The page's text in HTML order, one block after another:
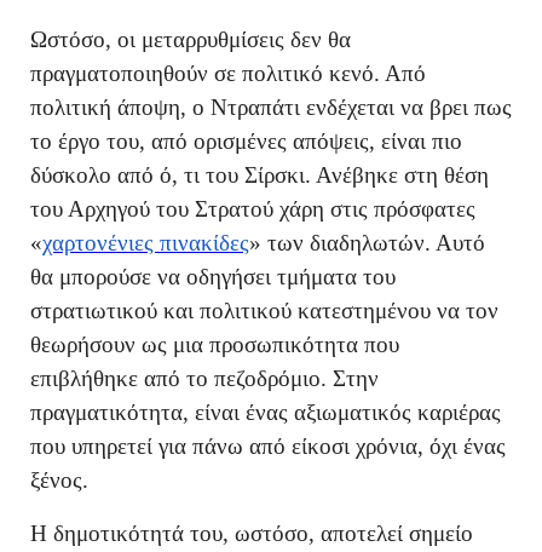
Ωστόσο, οι μεταρρυθμίσεις δεν θα
πραγματοποιηθούν σε πολιτικό κενό. Από
πολιτική άποψη, ο Ντραπάτι ενδέχεται να βρει πως
το έργο του, από ορισμένες απόψεις, είναι πιο
δύσκολο από ό, τι του Σίρσκι. Ανέβηκε στη θέση
του Αρχηγού του Στρατού χάρη στις πρόσφατες
«χαρτονένιες πινακίδες» των διαδηλωτών. Αυτό
θα μπορούσε να οδηγήσει τμήματα του
στρατιωτικού και πολιτικού κατεστημένου να τον
θεωρήσουν ως μια προσωπικότητα που
επιβλήθηκε από το πεζοδρόμιο. Στην
πραγματικότητα, είναι ένας αξιωματικός καριέρας
που υπηρετεί για πάνω από είκοσι χρόνια, όχι ένας
ξένος.
Η δημοτικότητά του, ωστόσο, αποτελεί σημείο